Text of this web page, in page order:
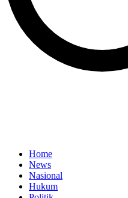
Home
News
Nasional
Hukum